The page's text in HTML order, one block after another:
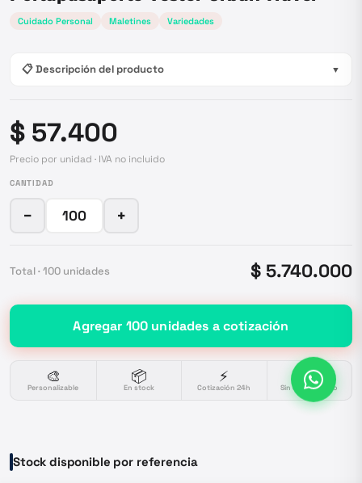
Cuidado Personal Maletines Variedades
📋 Descripción del producto ▼
$ 57.400
Precio por unidad · IVA no incluido
CANTIDAD
− +
Total · 100 unidades $ 5.740.000
Agregar 100 unidades a cotización
🎨
Personalizable
📦
En stock
⚡
Cotización 24h
🔒
Sin compromiso
Stock disponible por referencia